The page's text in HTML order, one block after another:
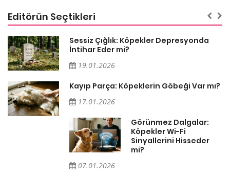
Editörün Seçtikleri
Sessiz Çığlık: Köpekler Depresyonda
İntihar Eder mi?
19.01.2026
Kayıp Parça: Köpeklerin Göbeği Var mı?
17.01.2026
Görünmez Dalgalar:
Köpekler Wi-Fi
Sinyallerini Hisseder
mi?
07.01.2026